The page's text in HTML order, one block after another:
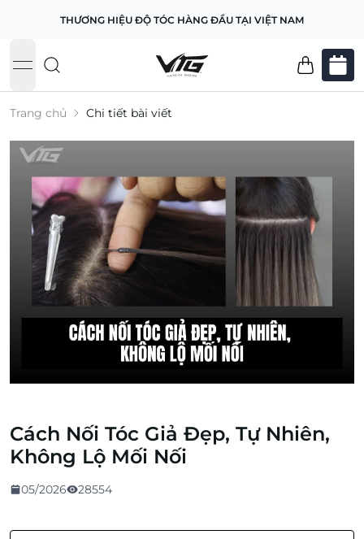
THƯƠNG HIỆU ĐỘ TÓC HÀNG ĐẦU TẠI VIỆT NAM
open navigation menu
Trang chủ Chi tiết bài viết
Cách Nối Tóc Giả Đẹp, Tự Nhiên,
Không Lộ Mối Nối
05/2026 28554